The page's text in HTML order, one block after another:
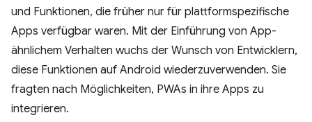
und Funktionen, die früher nur für plattformspezifische
Apps verfügbar waren. Mit der Einführung von App-
ähnlichem Verhalten wuchs der Wunsch von Entwicklern,
diese Funktionen auf Android wiederzuverwenden. Sie
fragten nach Möglichkeiten, PWAs in ihre Apps zu
integrieren.